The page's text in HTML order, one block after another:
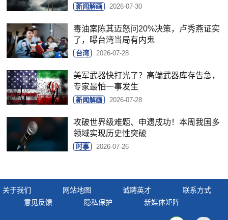
新闻解画 2026-07-30
毒油案陈其迈怒问20%决策，卢秀燕证实
了，曝台湾当局有内鬼
台湾 2026-07-28
美军武器快打光了？高端武器库存告急，
专家最怕一事发生
新闻解画 2026-07-28
攻破世界级难题、申遗成功！本周我国多
领域实现历史性突破
时事 2026-07-26
关于我们 网站地图 诚聘英才
联系方式
意见反馈
隐私保护 新媒体矩阵